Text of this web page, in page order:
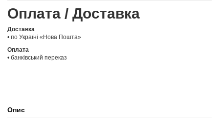
Оплата / Доставка
Доставка
• по Україні «Нова Пошта»
Оплата
• банківський переказ
Опис